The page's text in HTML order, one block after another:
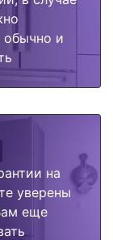
обычно и
на
уверены
еще